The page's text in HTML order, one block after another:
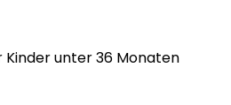
unter 36 Monaten